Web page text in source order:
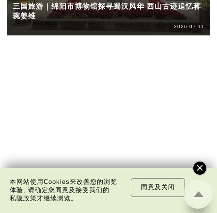
三国旅游｜绵阳市博物馆探寻蜀汉风华 西山古迹追忆蒋
琬姜维
2026-07-11
本网站使用Cookies来改善您的浏览
体验, 请确定您同意及接受我们的
私隐政策才继续浏览。
同意及关闭